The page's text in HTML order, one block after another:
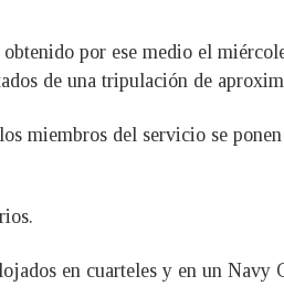
por ese medio el
de una tripulación de
del servicio se ponen
en cuarteles y en un Navy